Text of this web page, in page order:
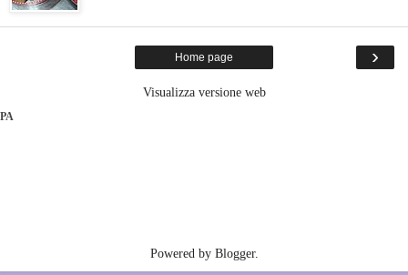
›
Home page
Visualizza versione web
PA
Powered by Blogger.